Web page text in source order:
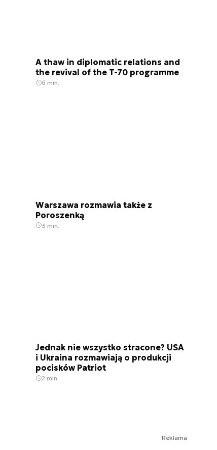
A thaw in diplomatic relations and
the revival of the T-70 programme
6 min.
Warszawa rozmawia także z
Poroszenką
3 min.
Jednak nie wszystko stracone? USA
i Ukraina rozmawiają o produkcji
pocisków Patriot
2 min.
Reklama